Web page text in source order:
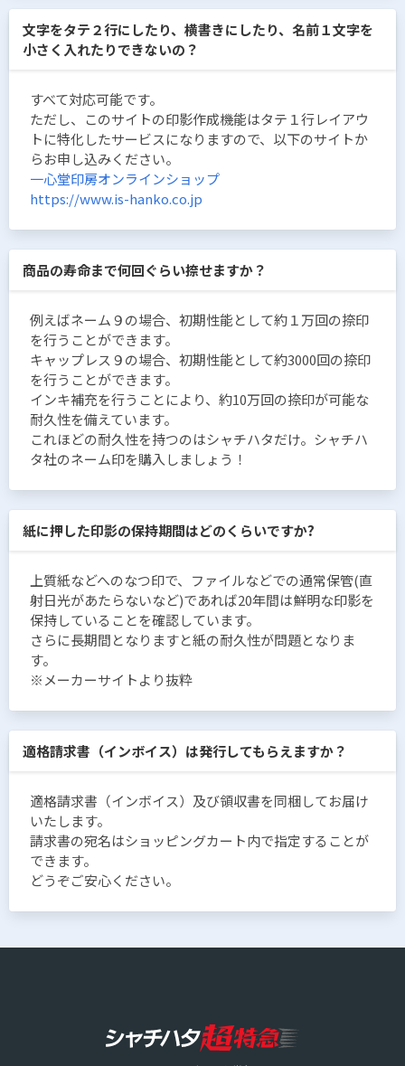
文字をタテ２行にしたり、横書きにしたり、名前１文字を
小さく入れたりできないの？
すべて対応可能です。
ただし、このサイトの印影作成機能はタテ１行レイアウ
トに特化したサービスになりますので、以下のサイトか
らお申し込みください。
一心堂印房オンラインショップ
https://www.is-hanko.co.jp
商品の寿命まで何回ぐらい捺せますか？
例えばネーム９の場合、初期性能として約１万回の捺印
を行うことができます。
キャップレス９の場合、初期性能として約3000回の捺印
を行うことができます。
インキ補充を行うことにより、約10万回の捺印が可能な
耐久性を備えています。
これほどの耐久性を持つのはシャチハタだけ。シャチハ
タ社のネーム印を購入しましょう！
紙に押した印影の保持期間はどのくらいですか?
上質紙などへのなつ印で、ファイルなどでの通常保管(直
射日光があたらないなど)であれば20年間は鮮明な印影を
保持していることを確認しています。
さらに長期間となりますと紙の耐久性が問題となりま
す。
※メーカーサイトより抜粋
適格請求書（インボイス）は発行してもらえますか？
適格請求書（インボイス）及び領収書を同梱してお届け
いたします。
請求書の宛名はショッピングカート内で指定することが
できます。
どうぞご安心ください。